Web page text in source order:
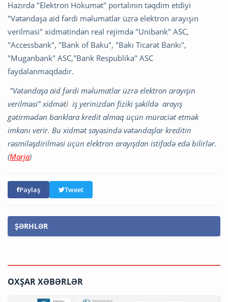
Hazırda "Elektron Hökumət" portalının təqdim etdiyi
"Vətəndaşa aid fərdi məlumatlar üzrə elektron arayışın
verilməsi" xidmətindən real rejimdə "Unibank" ASC,
"Accessbank", "Bank of Baku", "Bakı Ticarət Bankı",
"Muganbank" ASC,"Bank Respublika" ASC
faydalanmaqdadır.
"Vətəndaşa aid fərdi məlumatlar üzrə elektron arayışın
verilməsi" xidməti iş yerinizdən fiziki şəkildə arayış
gətirmədən banklara kredit almaq üçün müraciət etmək
imkanı verir. Bu xidmət sayəsində vətəndaşlar kreditin
rəsmiləşdirilməsi üçün elektron arayışdan istifadə edə bilirlər.
(Marja)
Paylaş Tweet
ŞƏRHLƏR
OXŞAR XƏBƏRLƏR